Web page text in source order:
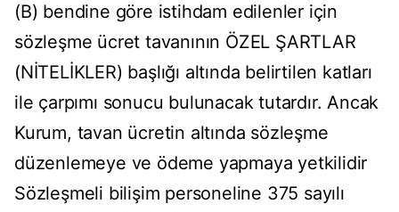
(B) bendine göre istihdam edilenler için
sözleşme ücret tavanının ÖZEL ŞARTLAR
(NİTELİKLER) başlığı altında belirtilen katları
ile çarpımı sonucu bulunacak tutardır. Ancak
Kurum, tavan ücretin altında sözleşme
düzenlemeye ve ödeme yapmaya yetkilidir
Sözleşmeli bilişim personeline 375 sayılı